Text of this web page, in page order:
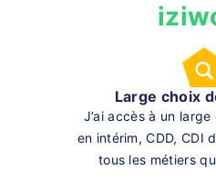
Large choix
J’ai accès à un
en intérim, CDD, CDI
tous les métiers